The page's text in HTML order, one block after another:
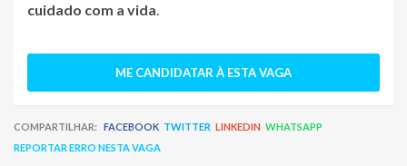
cuidado com a vida.
ME CANDIDATAR À ESTA VAGA
COMPARTILHAR: FACEBOOK TWITTER LINKEDIN WHATSAPP
REPORTAR ERRO NESTA VAGA